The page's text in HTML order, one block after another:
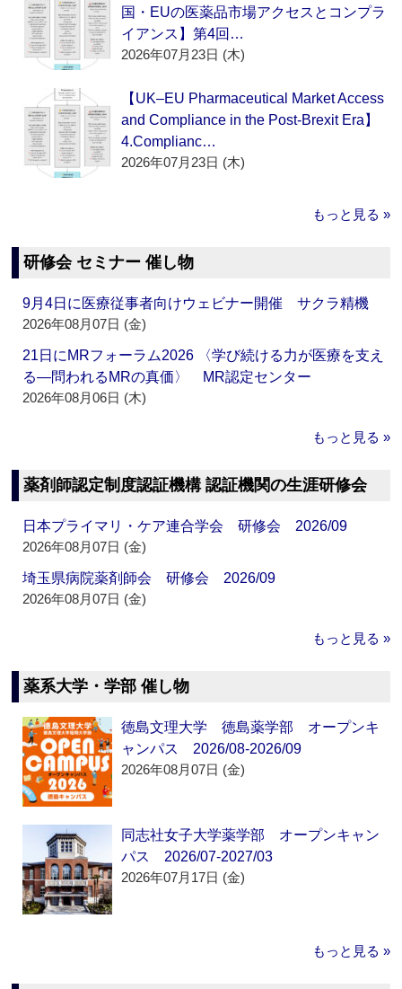
国・EUの医薬品市場アクセスとコンプラ
イアンス】第4回…
2026年07月23日 (木)
【UK–EU Pharmaceutical Market Access
and Compliance in the Post-Brexit Era】
4.Complianc…
2026年07月23日 (木)
もっと見る »
研修会 セミナー 催し物
9月4日に医療従事者向けウェビナー開催 サクラ精機
2026年08月07日 (金)
21日にMRフォーラム2026 〈学び続ける力が医療を支え
る―問われるMRの真価〉 MR認定センター
2026年08月06日 (木)
もっと見る »
薬剤師認定制度認証機構 認証機関の生涯研修会
日本プライマリ・ケア連合学会 研修会 2026/09
2026年08月07日 (金)
埼玉県病院薬剤師会 研修会 2026/09
2026年08月07日 (金)
もっと見る »
薬系大学・学部 催し物
徳島文理大学 徳島薬学部 オープンキ
ャンパス 2026/08-2026/09
2026年08月07日 (金)
同志社女子大学薬学部 オープンキャン
パス 2026/07-2027/03
2026年07月17日 (金)
もっと見る »